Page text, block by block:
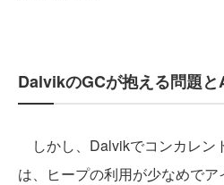
DalvikのGCが抱える問題
しかし、Dalvikでコンカレン
は、ヒープの利用が少なめで